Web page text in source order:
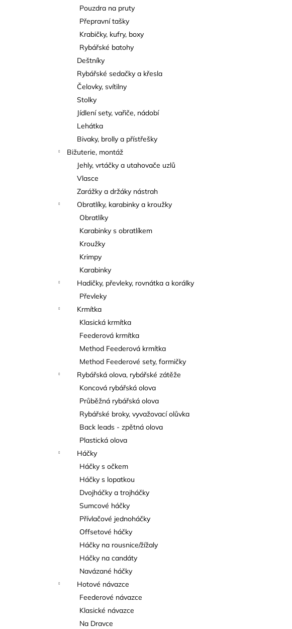
Pouzdra na pruty
Přepravní tašky
Krabičky, kufry, boxy
Rybářské batohy
Deštníky
Rybářské sedačky a křesla
Čelovky, svítilny
Stolky
Jídlení sety, vařiče, nádobí
Lehátka
Bivaky, brolly a přístřešky
Bižuterie, montáž
Jehly, vrtáčky a utahovače uzlů
Vlasce
Zarážky a držáky nástrah
Obratlíky, karabinky a kroužky
Obratlíky
Karabinky s obratlíkem
Kroužky
Krimpy
Karabinky
Hadičky, převleky, rovnátka a korálky
Převleky
Krmítka
Klasická krmítka
Feederová krmítka
Method Feederová krmítka
Method Feederové sety, formičky
Rybářská olova, rybářské zátěže
Koncová rybářská olova
Průběžná rybářská olova
Rybářské broky, vyvažovací olůvka
Back leads - zpětná olova
Plastická olova
Háčky
Háčky s očkem
Háčky s lopatkou
Dvojháčky a trojháčky
Sumcové háčky
Přívlačové jednoháčky
Offsetové háčky
Háčky na rousnice/žížaly
Háčky na candáty
Navázané háčky
Hotové návazce
Feederové návazce
Klasické návazce
Na Dravce